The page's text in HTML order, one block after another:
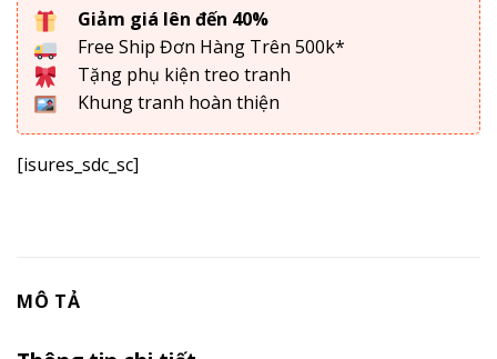
Giảm giá lên đến 40%
Free Ship Đơn Hàng Trên 500k*
Tặng phụ kiện treo tranh
Khung tranh hoàn thiện
[isures_sdc_sc]
MÔ TẢ